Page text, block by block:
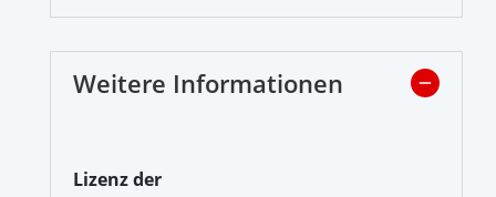
Weitere Informationen
Lizenz der